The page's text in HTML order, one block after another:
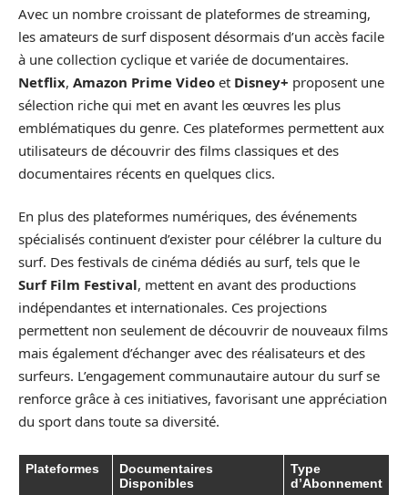
Avec un nombre croissant de plateformes de streaming,
les amateurs de surf disposent désormais d’un accès facile
à une collection cyclique et variée de documentaires.
Netflix, Amazon Prime Video et Disney+ proposent une
sélection riche qui met en avant les œuvres les plus
emblématiques du genre. Ces plateformes permettent aux
utilisateurs de découvrir des films classiques et des
documentaires récents en quelques clics.
En plus des plateformes numériques, des événements
spécialisés continuent d’exister pour célébrer la culture du
surf. Des festivals de cinéma dédiés au surf, tels que le
Surf Film Festival, mettent en avant des productions
indépendantes et internationales. Ces projections
permettent non seulement de découvrir de nouveaux films
mais également d’échanger avec des réalisateurs et des
surfeurs. L’engagement communautaire autour du surf se
renforce grâce à ces initiatives, favorisant une appréciation
du sport dans toute sa diversité.
Plateformes
Documentaires
Disponibles
Type
d’Abonnement